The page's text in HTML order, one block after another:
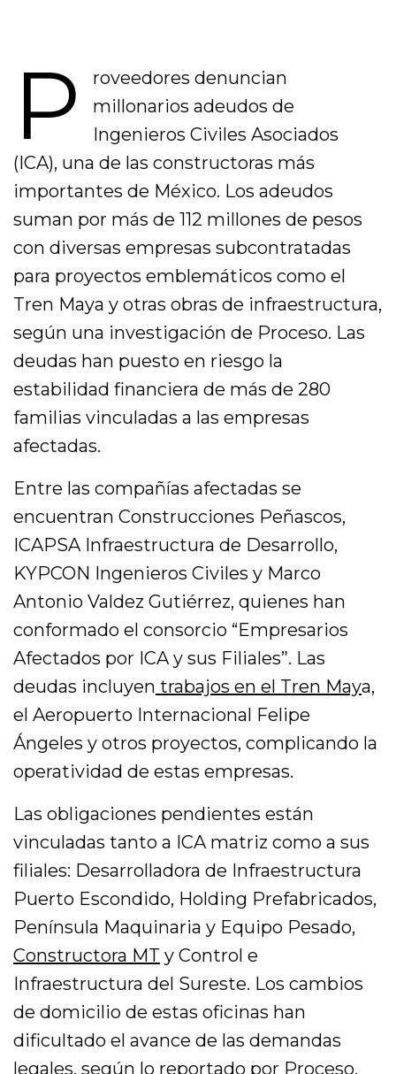
P
roveedores denuncian
millonarios adeudos de
Ingenieros Civiles Asociados
(ICA), una de las constructoras más
importantes de México. Los adeudos
suman por más de 112 millones de pesos
con diversas empresas subcontratadas
para proyectos emblemáticos como el
Tren Maya y otras obras de infraestructura,
según una investigación de Proceso. Las
deudas han puesto en riesgo la
estabilidad financiera de más de 280
familias vinculadas a las empresas
afectadas.
Entre las compañías afectadas se
encuentran Construcciones Peñascos,
ICAPSA Infraestructura de Desarrollo,
KYPCON Ingenieros Civiles y Marco
Antonio Valdez Gutiérrez, quienes han
conformado el consorcio “Empresarios
Afectados por ICA y sus Filiales”. Las
deudas incluyen trabajos en el Tren Maya,
el Aeropuerto Internacional Felipe
Ángeles y otros proyectos, complicando la
operatividad de estas empresas.
Las obligaciones pendientes están
vinculadas tanto a ICA matriz como a sus
filiales: Desarrolladora de Infraestructura
Puerto Escondido, Holding Prefabricados,
Península Maquinaria y Equipo Pesado,
Constructora MT y Control e
Infraestructura del Sureste. Los cambios
de domicilio de estas oficinas han
dificultado el avance de las demandas
legales, según lo reportado por Proceso.